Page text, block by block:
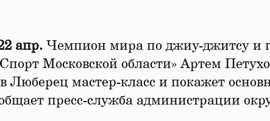
апр. Чемпион мира по джиу-джитсу и
Московской области» Артем
Люберец мастер-класс и покажет
пресс-служба администрации